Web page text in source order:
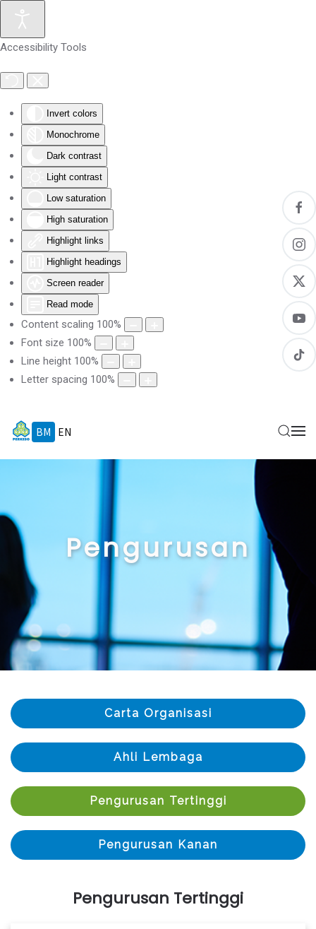
Accessibility Tools
Invert colors
Monochrome
Dark contrast
Light contrast
Low saturation
High saturation
Highlight links
Highlight headings
Screen reader
Read mode
Content scaling 100%
Font size 100%
Line height 100%
Letter spacing 100%
Skip to main content
BM EN
Pengurusan
Carta Organisasi
Ahli Lembaga
Pengurusan Tertinggi
Pengurusan Kanan
Pengurusan Tertinggi